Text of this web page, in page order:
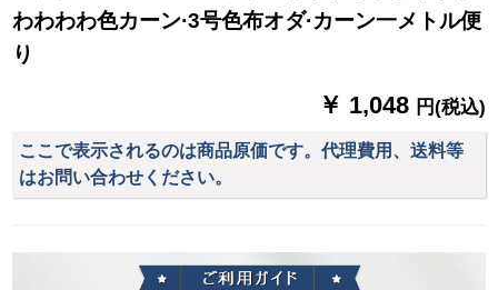
调整します。
1.8
わわわわ色カーン·3号色布オダ·カーン一メトル便
り
￥ 1,048 円(税込)
ここで表示されるのは商品原価です。代理費用、送料等
はお問い合わせください。